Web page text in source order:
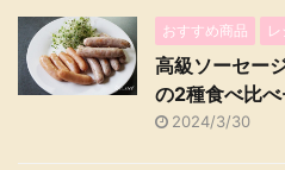
おすすめ商品
高級ソーセー
の2種食べ比べ
2024/3/30